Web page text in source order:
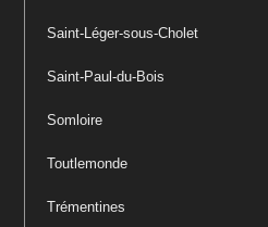
Saint-Léger-sous-Cholet
Saint-Paul-du-Bois
Somloire
Toutlemonde
Trémentines